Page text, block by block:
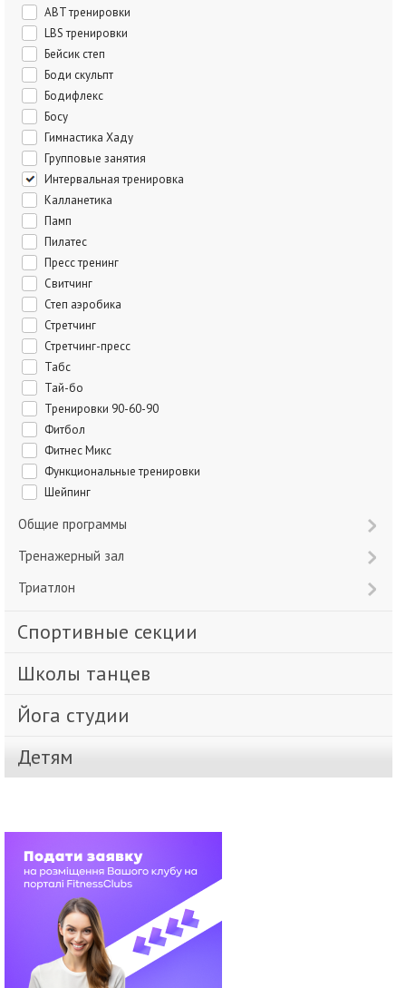
ABT тренировки
LBS тренировки
Бейсик степ
Боди скульпт
Бодифлекс
Босу
Гимнастика Хаду
Групповые занятия
Интервальная тренировка
Калланетика
Памп
Пилатес
Пресс тренинг
Свитчинг
Степ аэробика
Стретчинг
Стретчинг-пресс
Табс
Тай-бо
Тренировки 90-60-90
Фитбол
Фитнес Микс
Функциональные тренировки
Шейпинг
Общие программы
Тренажерный зал
Триатлон
Спортивные секции
Школы танцев
Йога студии
Детям